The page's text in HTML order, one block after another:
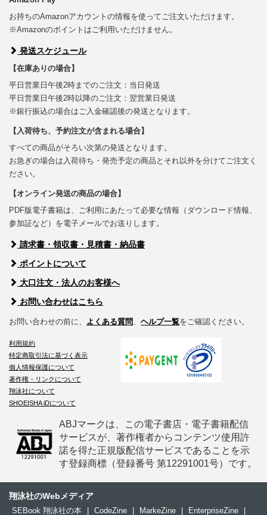
お持ちのAmazonアカウントの情報を使ってご注文いただけます。
※Amazonのポイントはご利用いただけません。
発送スケジュール
【在庫ありの場合】
平日営業日午後2時までのご注文：当日発送
平日営業日午後2時以降のご注文：翌営業日発送
※銀行振込の場合はご入金確認後の発送となります。
【入荷待ち、予約注文が含まれる場合】
すべての商品がそろい次第の発送となります。
お急ぎの場合は入荷待ち・発売予定の商品とそれ以外を分けてご注文く
ださい。
【オンライン発送の商品の場合】
PDF版電子書籍は、ご利用にあたって必要な情報（ダウンロード情報、
参加証など）を電子メールでお送りします。
請求書・領収書・見積書・納品書
ポイントについて
大口注文・法人のお客様へ
お問い合わせはこちら
お問い合わせの前に、 よくある質問、 ヘルプ一覧をご確認ください。
利用規約
特定商取引法に基づく表示
個人情報保護について
著作権・リンクについて
翔泳社について
SHOEISHA iDについて
ABJマークは、この電子書店・電子書籍配信
サービスが、著作権者からコンテンツ使用許
諾を得た正規版配信サービスであることを示
す登録商標（登録番号 第12291001号）です。
翔泳社のWebメディア
SEBook 翔泳社の本 CodeZine MarkeZine EnterpriseZine